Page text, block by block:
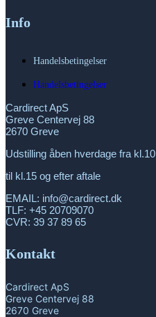
Info
Handelsbetingelser
Handelsbetingelser
Cardirect ApS
Greve Centervej 88
2670 Greve
Udstilling åben hverdage fra kl.10
til kl.15 og efter aftale
EMAIL: info@cardirect.dk
TLF: +45 20709070
CVR: 39 37 89 65
Kontakt
Cardirect ApS
Greve Centervej 88
2670 Greve